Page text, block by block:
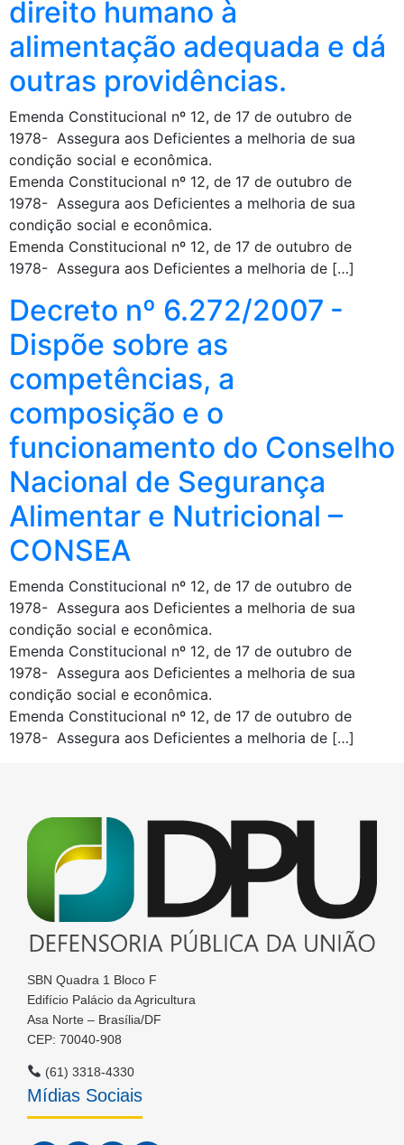
direito humano à
alimentação adequada e dá
outras providências.
Emenda Constitucional nº 12, de 17 de outubro de
1978- Assegura aos Deficientes a melhoria de sua
condição social e econômica.
Emenda Constitucional nº 12, de 17 de outubro de
1978- Assegura aos Deficientes a melhoria de sua
condição social e econômica.
Emenda Constitucional nº 12, de 17 de outubro de
1978- Assegura aos Deficientes a melhoria de […]
Decreto nº 6.272/2007 -
Dispõe sobre as
competências, a
composição e o
funcionamento do Conselho
Nacional de Segurança
Alimentar e Nutricional –
CONSEA
Emenda Constitucional nº 12, de 17 de outubro de
1978- Assegura aos Deficientes a melhoria de sua
condição social e econômica.
Emenda Constitucional nº 12, de 17 de outubro de
1978- Assegura aos Deficientes a melhoria de sua
condição social e econômica.
Emenda Constitucional nº 12, de 17 de outubro de
1978- Assegura aos Deficientes a melhoria de […]
SBN Quadra 1 Bloco F
Edifício Palácio da Agricultura
Asa Norte – Brasília/DF
CEP: 70040-908
(61) 3318-4330
Mídias Sociais